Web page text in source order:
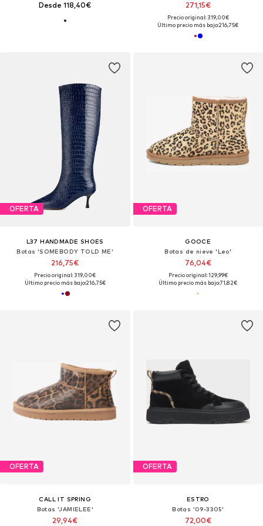
Desde 118,40€ 271,15€
Precio original: 319,00€
Último precio más bajo:216,75€
OFERTA
L37 HANDMADE SHOES
Botas 'SOMEBODY TOLD ME'
216,75€
Precio original: 319,00€
Último precio más bajo:216,75€
OFERTA
GOOCE
Botas de nieve 'Leo'
76,04€
Precio original: 129,99€
Último precio más bajo:71,82€
OFERTA
CALL IT SPRING
Botas 'JAMIELEE'
29,94€
OFERTA
ESTRO
Botas '09-3305'
72,00€